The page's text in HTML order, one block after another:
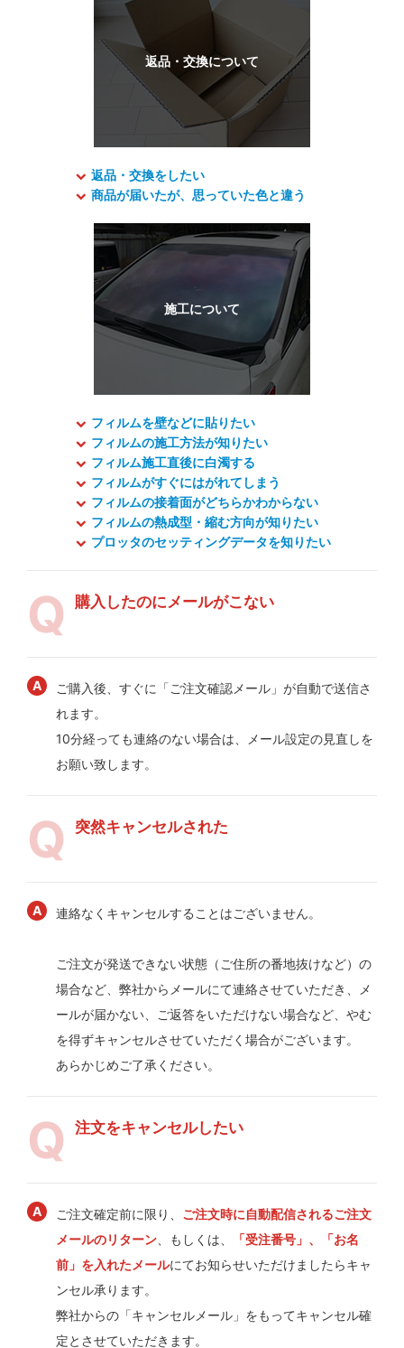
返品・交換をしたい
商品が届いたが、思っていた色と違う
フィルムを壁などに貼りたい
フィルムの施工方法が知りたい
フィルム施工直後に白濁する
フィルムがすぐにはがれてしまう
フィルムの接着面がどちらかわからない
フィルムの熱成型・縮む方向が知りたい
プロッタのセッティングデータを知りたい
購入したのにメールがこない
ご購入後、すぐに「ご注文確認メール」が自動で送信さ
れます。
10分経っても連絡のない場合は、メール設定の見直しを
お願い致します。
突然キャンセルされた
連絡なくキャンセルすることはございません。
ご注文が発送できない状態（ご住所の番地抜けなど）の
場合など、弊社からメールにて連絡させていただき、メ
ールが届かない、ご返答をいただけない場合など、やむ
を得ずキャンセルさせていただく場合がございます。
あらかじめご了承ください。
注文をキャンセルしたい
ご注文確定前に限り、 ご注文時に自動配信されるご注文
メールのリターン、もしくは、
「受注番号」、「お名
前」を入れたメールにてお知らせいただけましたらキャ
ンセル承ります。
弊社からの「キャンセルメール」をもってキャンセル確
定とさせていただきます。